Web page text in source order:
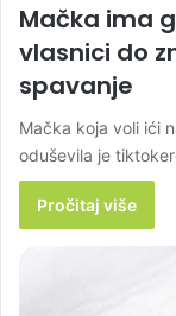
Mačka ima
vlasnici do
spavanje
Mačka koja voli ići
oduševila je
Pročitaj više